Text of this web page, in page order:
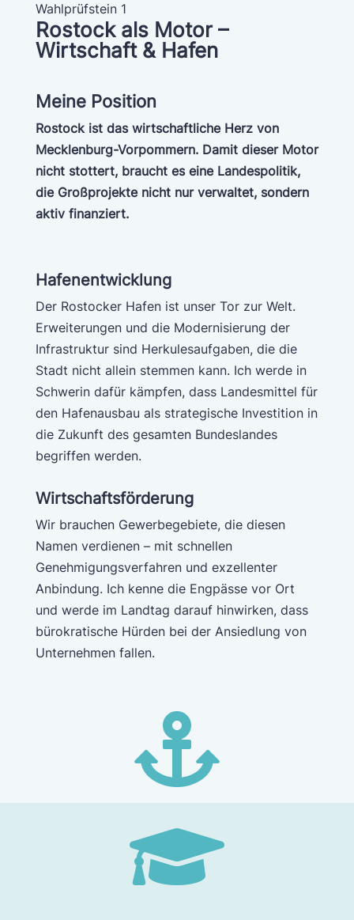
Wahlprüfstein 1
Rostock als Motor –
Wirtschaft & Hafen
Meine Position
Rostock ist das wirtschaftliche Herz von
Mecklenburg-Vorpommern. Damit dieser Motor
nicht stottert, braucht es eine Landespolitik,
die Großprojekte nicht nur verwaltet, sondern
aktiv finanziert.
Hafenentwicklung
Der Rostocker Hafen ist unser Tor zur Welt.
Erweiterungen und die Modernisierung der
Infrastruktur sind Herkulesaufgaben, die die
Stadt nicht allein stemmen kann. Ich werde in
Schwerin dafür kämpfen, dass Landesmittel für
den Hafenausbau als strategische Investition in
die Zukunft des gesamten Bundeslandes
begriffen werden.
Wirtschaftsförderung
Wir brauchen Gewerbegebiete, die diesen
Namen verdienen – mit schnellen
Genehmigungsverfahren und exzellenter
Anbindung. Ich kenne die Engpässe vor Ort
und werde im Landtag darauf hinwirken, dass
bürokratische Hürden bei der Ansiedlung von
Unternehmen fallen.

